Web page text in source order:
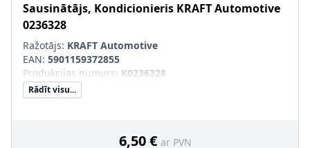
Sausinātājs, Kondicionieris KRAFT Automotive
0236328
Ražotājs: KRAFT Automotive
EAN: 5901159372855
Produkcijas numurs: K0236328
Rādīt visu...
6,50 € ar PVN